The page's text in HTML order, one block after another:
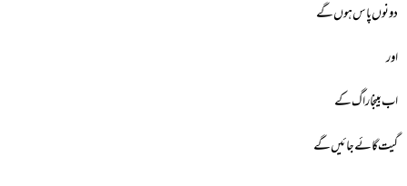
دونوں پاس ہوں گے
اور
اب بینجا راگ کے
گیت گائے جائیں گے